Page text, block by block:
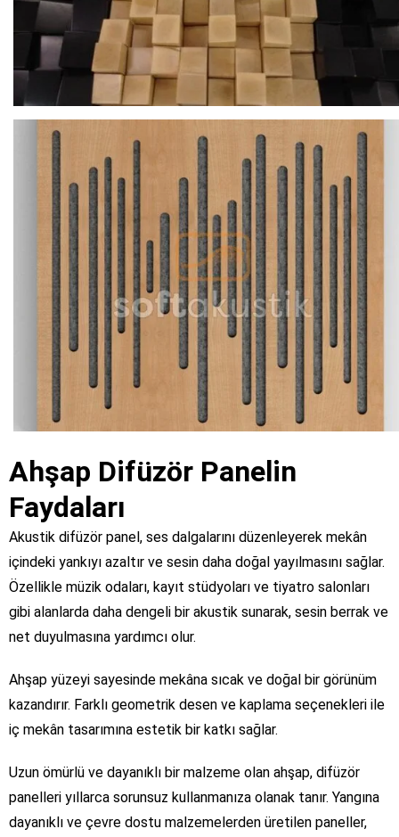
Ahşap Difüzör Panelin
Faydaları
Akustik difüzör panel, ses dalgalarını düzenleyerek mekân
içindeki yankıyı azaltır ve sesin daha doğal yayılmasını sağlar.
Özellikle müzik odaları, kayıt stüdyoları ve tiyatro salonları
gibi alanlarda daha dengeli bir akustik sunarak, sesin berrak ve
net duyulmasına yardımcı olur.
Ahşap yüzeyi sayesinde mekâna sıcak ve doğal bir görünüm
kazandırır. Farklı geometrik desen ve kaplama seçenekleri ile
iç mekân tasarımına estetik bir katkı sağlar.
Uzun ömürlü ve dayanıklı bir malzeme olan ahşap, difüzör
panelleri yıllarca sorunsuz kullanmanıza olanak tanır. Yangına
dayanıklı ve çevre dostu malzemelerden üretilen paneller,